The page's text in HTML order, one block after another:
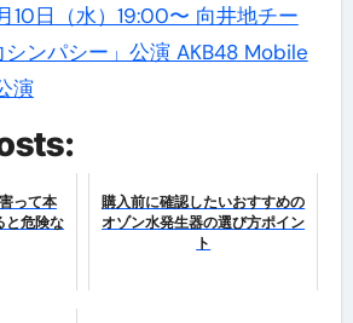
10日（水）19:00〜 向井地チー
シンパシー」公演 AKB48 Mobile
演
って本
と危険な
購入前に確認したいおすすめの
オゾン水発生器の選び方ポイン
ト